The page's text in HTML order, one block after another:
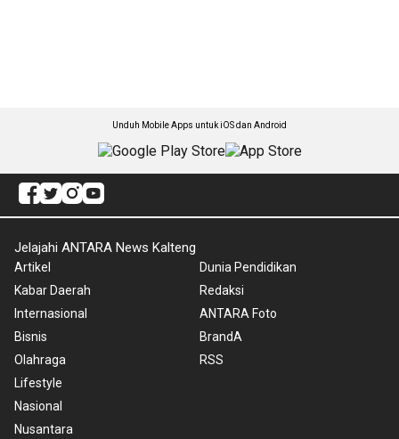
Unduh Mobile Apps untuk iOS dan Android
Jelajahi ANTARA News Kalteng
Artikel
Kabar Daerah
Internasional
Bisnis
Olahraga
Lifestyle
Nasional
Nusantara
Dunia Pendidikan
Redaksi
ANTARA Foto
BrandA
RSS